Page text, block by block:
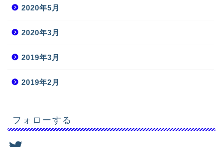
2020年5月
2020年3月
2019年3月
2019年2月
フォローする